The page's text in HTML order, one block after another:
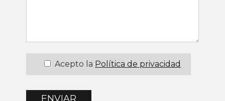
Acepto la Política de privacidad